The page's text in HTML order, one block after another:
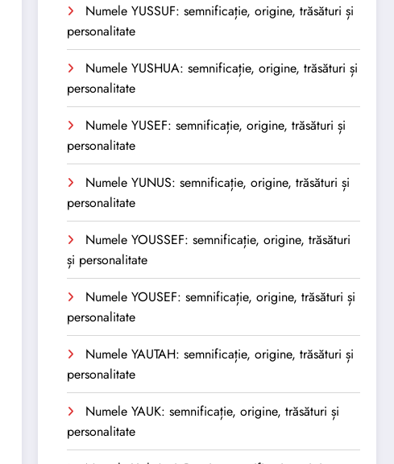
Numele YUSSUF: semnificație, origine, trăsături și
personalitate
Numele YUSHUA: semnificație, origine, trăsături și
personalitate
Numele YUSEF: semnificație, origine, trăsături și
personalitate
Numele YUNUS: semnificație, origine, trăsături și
personalitate
Numele YOUSSEF: semnificație, origine, trăsături
și personalitate
Numele YOUSEF: semnificație, origine, trăsături și
personalitate
Numele YAUTAH: semnificație, origine, trăsături și
personalitate
Numele YAUK: semnificație, origine, trăsături și
personalitate